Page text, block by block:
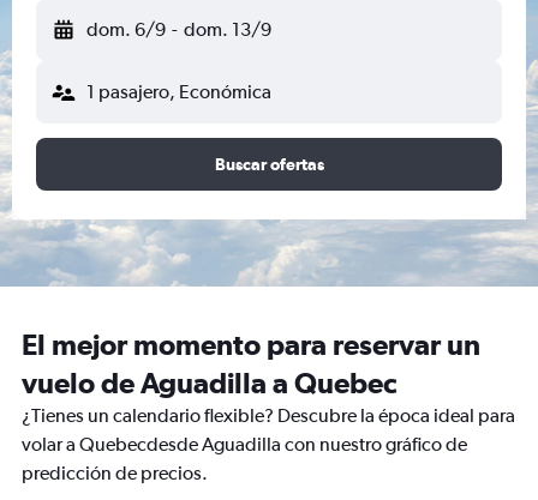
dom. 6/9 - dom. 13/9
1 pasajero, Económica
Buscar ofertas
El mejor momento para reservar un
vuelo de Aguadilla a Quebec
¿Tienes un calendario flexible? Descubre la época ideal para
volar a Quebecdesde Aguadilla con nuestro gráfico de
predicción de precios.